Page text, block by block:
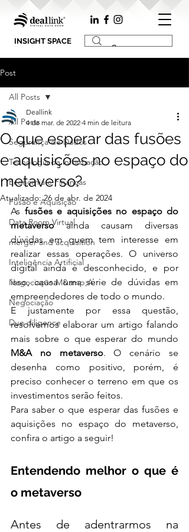
INSIGHT SPACE
Post
All Posts
Segurança de Dados
Tecnologia da informação
Economia e Finanças
Fusão e Aquisição
Data Room Virtual
merger and acquisition
Inteligência Artificial
Negociação M&amp;A
Negociação
Due diligence
All Posts
O que esperar das fusões
e aquisições no espaço do
metaverso?
Deallink
4 de mar. de 2022 4 min de leitura
Atualizado:26 de abr. de 2024
As fusões e aquisições no espaço do
metaverso ainda causam diversas
dúvidas em quem tem interesse em
realizar essas operações. O universo
digital ainda é desconhecido, e por
isso, causa uma série de dúvidas em
empreendedores de todo o mundo.
E justamente por essa questão,
resolvemos elaborar um artigo falando
M&A no metaverso. O cenário se
desenha como positivo, porém, é
preciso conhecer o terreno em que os
investimentos serão feitos.
Para saber o que esperar das fusões e
aquisições no espaço do metaverso,
confira o artigo a seguir!
Entendendo melhor o que é
o metaverso
Antes de adentrarmos na